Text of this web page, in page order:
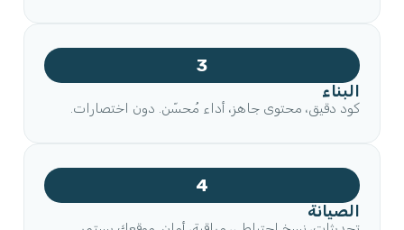
3
البناء
كود دقيق، محتوى جاهز، أداء مُحسّن. دون اختصارات.
4
الصيانة